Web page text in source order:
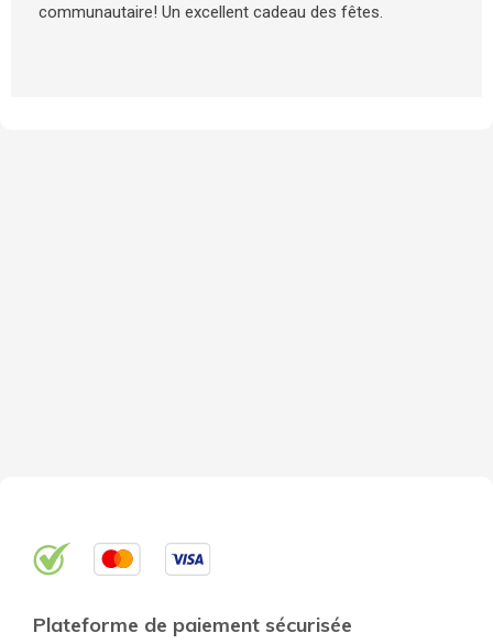
communautaire! Un excellent cadeau des fêtes.
Plateforme de paiement sécurisée